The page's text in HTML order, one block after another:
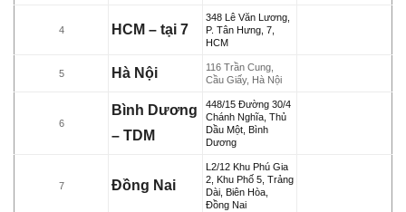
4 HCM – tại 7
348 Lê Văn Lương,
P. Tân Hưng, 7,
HCM
5 Hà Nội
116 Trần Cung,
Cầu Giấy, Hà Nội
6
Bình Dương
– TDM
448/15 Đường 30/4
Chánh Nghĩa, Thủ
Dầu Một, Bình
Dương
7 Đồng Nai
L2/12 Khu Phú Gia
2, Khu Phố 5, Trảng
Dài, Biên Hòa,
Đồng Nai